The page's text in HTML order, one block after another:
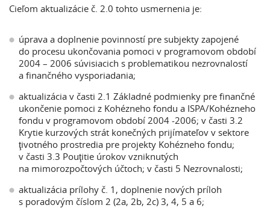
Cieľom aktualizácie č. 2.0 tohto usmernenia je:
úprava a doplnenie povinností pre subjekty zapojené
do procesu ukončovania pomoci v programovom období
2004 – 2006 súvisiacich s problematikou nezrovnalostí
a finančného vysporiadania;
aktualizácia v časti 2.1 Základné podmienky pre finančné
ukončenie pomoci z Kohézneho fondu a ISPA/Kohézneho
fondu v programovom období 2004 -2006; v časti 3.2
Krytie kurzových strát konečných prijímateľov v sektore
ţivotného prostredia pre projekty Kohézneho fondu;
v časti 3.3 Pouţitie úrokov vzniknutých
na mimorozpočtových účtoch; v časti 5 Nezrovnalosti;
aktualizácia prílohy č. 1, doplnenie nových príloh
s poradovým číslom 2 (2a, 2b, 2c) 3, 4, 5 a 6;